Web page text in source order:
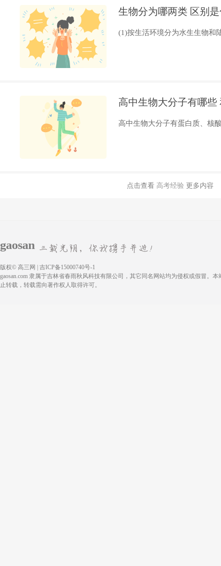
生物分为哪两类 区别
(1)按生活环境分为水生生物和
高中生物大分子有哪些
高中生物大分子有蛋白质、核
点击查看 高考经验 更多内容
gaosan
版权© 高三网 | 吉ICP备15000740号-1
gaosan.com 隶属于吉林省春雨秋风科技有限公司，其它同名网站均为侵权或假冒。本
止转载，转载需向著作权人取得许可。